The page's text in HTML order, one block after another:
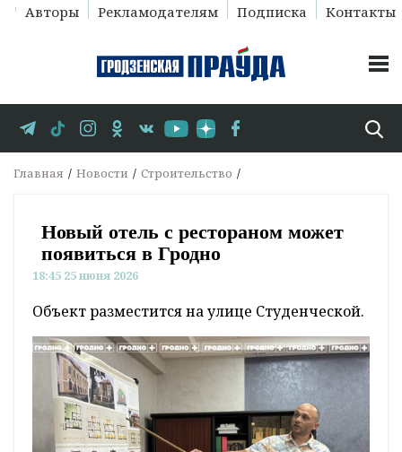
Авторы Рекламодателям Подписка Контакты
Главная Новости Строительство
Новый отель с рестораном может
появиться в Гродно
18:45 25 июня 2026
Объект разместится на улице Студенческой.